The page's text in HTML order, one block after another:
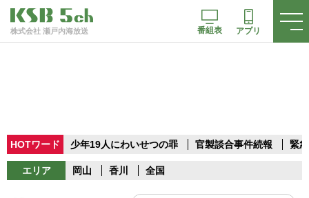
株式会社 瀬戸内海放送 番組表 アプリ
HOTワード 少年19人にわいせつの罪 官製談合事件続報 緊
エリア 岡山 香川 全国